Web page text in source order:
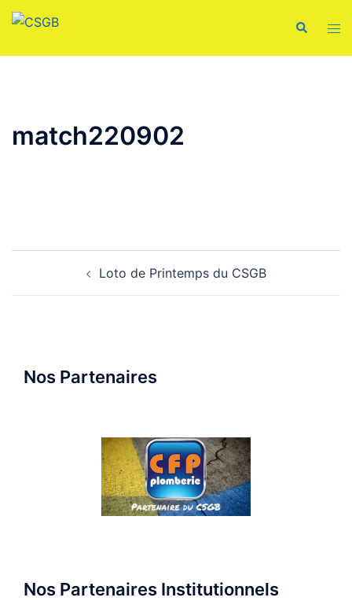
Aller
match220902
Loto de Printemps du CSGB
Nos Partenaires
Nos Partenaires Institutionnels